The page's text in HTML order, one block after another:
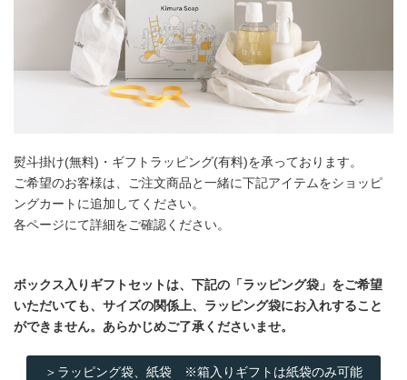
熨斗掛け(無料)・ギフトラッピング(有料)を承っております。
ご希望のお客様は、ご注文商品と一緒に下記アイテムをショッピ
ングカートに追加してください。
各ページにて詳細をご確認ください。
ボックス入りギフトセットは、下記の「ラッピング袋」をご希望
いただいても、サイズの関係上、ラッピング袋にお入れすること
ができません。あらかじめご了承くださいませ。
＞ラッピング袋、紙袋 ※箱入りギフトは紙袋のみ可能